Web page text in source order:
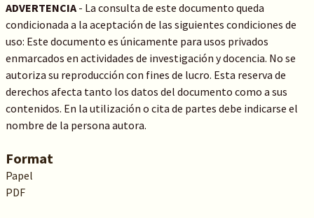
ADVERTENCIA- La consulta de este documento queda
condicionada a la aceptación de las siguientes condiciones de
uso: Este documento es únicamente para usos privados
enmarcados en actividades de investigación y docencia. No se
autoriza su reproducción con fines de lucro. Esta reserva de
derechos afecta tanto los datos del documento como a sus
contenidos. En la utilización o cita de partes debe indicarse el
nombre de la persona autora.
Format
Papel
PDF